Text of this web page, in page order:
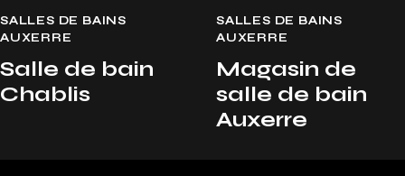
SALLES DE BAINS
AUXERRE
Salle de bain
Chablis
SALLES DE BAINS
AUXERRE
Magasin de
salle de bain
Auxerre